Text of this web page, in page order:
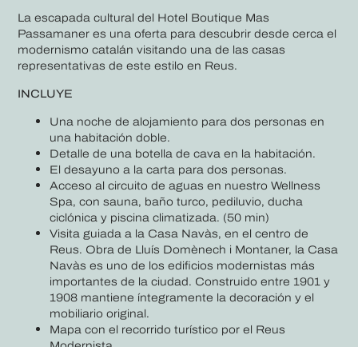
La escapada cultural del Hotel Boutique Mas
Passamaner es una oferta para descubrir desde cerca el
modernismo catalán visitando una de las casas
representativas de este estilo en Reus.
INCLUYE
Una noche de alojamiento para dos personas en
una habitación doble.
Detalle de una botella de cava en la habitación.
El desayuno a la carta para dos personas.
Acceso al circuito de aguas en nuestro Wellness
Spa, con sauna, baño turco, pediluvio, ducha
ciclónica y piscina climatizada. (50 min)
Visita guiada a la Casa Navàs, en el centro de
Reus. Obra de Lluís Domènech i Montaner, la Casa
Navàs es uno de los edificios modernistas más
importantes de la ciudad. Construido entre 1901 y
1908 mantiene íntegramente la decoración y el
mobiliario original.
Mapa con el recorrido turístico por el Reus